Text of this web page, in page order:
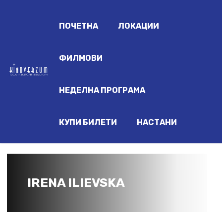
ПОЧЕТНА ЛОКАЦИИ
ФИЛМОВИ
НЕДЕЛНА ПРОГРАМА
КУПИ БИЛЕТИ НАСТАНИ
IRENA ILIEVSKA